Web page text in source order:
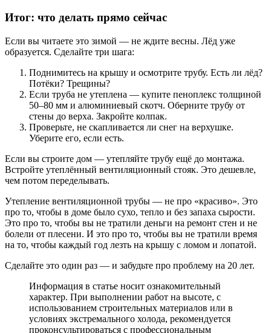
Итог: что делать прямо сейчас
Если вы читаете это зимой — не ждите весны. Лёд уже
образуется. Сделайте три шага:
Поднимитесь на крышу и осмотрите трубу. Есть ли лёд?
Потёки? Трещины?
Если труба не утеплена — купите пеноплекс толщиной
50–80 мм и алюминиевый скотч. Оберните трубу от
стены до верха. Закройте колпак.
Проверьте, не скапливается ли снег на верхушке.
Уберите его, если есть.
Если вы строите дом — утепляйте трубу ещё до монтажа.
Встройте утеплённый вентиляционный стояк. Это дешевле,
чем потом переделывать.
Утепление вентиляционной трубы — не про «красиво». Это
про то, чтобы в доме было сухо, тепло и без запаха сырости.
Это про то, чтобы вы не тратили деньги на ремонт стен и не
болели от плесени. И это про то, чтобы вы не тратили время
на то, чтобы каждый год лезть на крышу с ломом и лопатой.
Сделайте это один раз — и забудьте про проблему на 20 лет.
Информация в статье носит ознакомительный
характер. При выполнении работ на высоте, с
использованием строительных материалов или в
условиях экстремального холода, рекомендуется
проконсультироваться с профессиональным